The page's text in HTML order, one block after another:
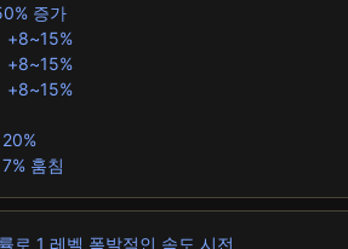
증가
+8~15%
+8~15%
+8~15%
훔침
로 1 레벨 폭발적인 속도 시전